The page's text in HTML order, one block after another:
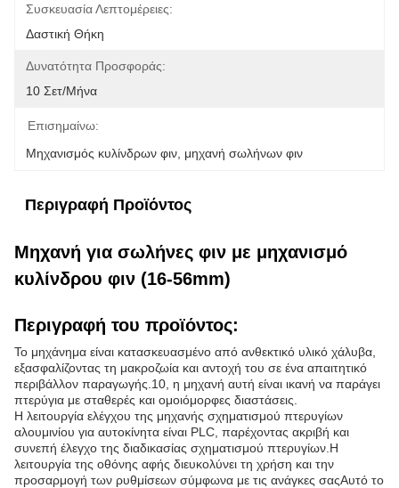
Συσκευασία Λεπτομέρειες:
Δαστική Θήκη
Δυνατότητα Προσφοράς:
10 Σετ/μήνα
Επισημαίνω:
Μηχανισμός κυλίνδρων φιν μηχανή σωλήνων φιν
Περιγραφή Προϊόντος
Μηχανή για σωλήνες φιν με μηχανισμό
κυλίνδρου φιν (16-56mm)
Περιγραφή του προϊόντος:
Το μηχάνημα είναι κατασκευασμένο από ανθεκτικό υλικό χάλυβα,
εξασφαλίζοντας τη μακροζωία και αντοχή του σε ένα απαιτητικό
περιβάλλον παραγωγής.10, η μηχανή αυτή είναι ικανή να παράγει
πτερύγια με σταθερές και ομοιόμορφες διαστάσεις.
Η λειτουργία ελέγχου της μηχανής σχηματισμού πτερυγίων
αλουμινίου για αυτοκίνητα είναι PLC, παρέχοντας ακριβή και
συνεπή έλεγχο της διαδικασίας σχηματισμού πτερυγίων.Η
λειτουργία της οθόνης αφής διευκολύνει τη χρήση και την
προσαρμογή των ρυθμίσεων σύμφωνα με τις ανάγκες σαςΑυτό το